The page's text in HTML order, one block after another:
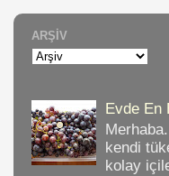
ARŞIV
Evde En
kendi
kolay